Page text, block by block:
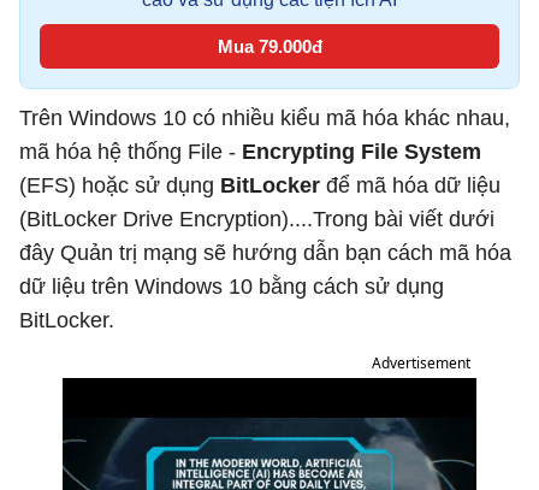
Mua 79.000đ
Trên Windows 10 có nhiều kiểu mã hóa khác nhau,
mã hóa hệ thống File - Encrypting File System
(EFS) hoặc sử dụng BitLocker để mã hóa dữ liệu
(BitLocker Drive Encryption)....Trong bài viết dưới
đây Quản trị mạng sẽ hướng dẫn bạn cách mã hóa
dữ liệu trên Windows 10 bằng cách sử dụng
BitLocker.
Advertisement